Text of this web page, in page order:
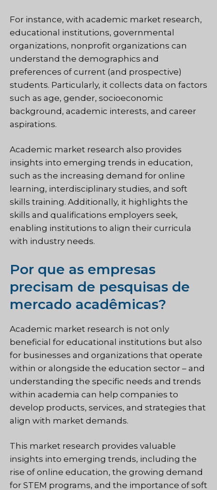
For instance, with academic market research,
educational institutions, governmental
organizations, nonprofit organizations can
understand the demographics and
preferences of current (and prospective)
students. Particularly, it collects data on factors
such as age, gender, socioeconomic
background, academic interests, and career
aspirations.
Academic market research also provides
insights into emerging trends in education,
such as the increasing demand for online
learning, interdisciplinary studies, and soft
skills training. Additionally, it highlights the
skills and qualifications employers seek,
enabling institutions to align their curricula
with industry needs.
Por que as empresas
precisam de pesquisas de
mercado acadêmicas?
Academic market research is not only
beneficial for educational institutions but also
for businesses and organizations that operate
within or alongside the education sector – and
understanding the specific needs and trends
within academia can help companies to
develop products, services, and strategies that
align with market demands.
This market research provides valuable
insights into emerging trends, including the
rise of online education, the growing demand
for STEM programs, and the importance of soft